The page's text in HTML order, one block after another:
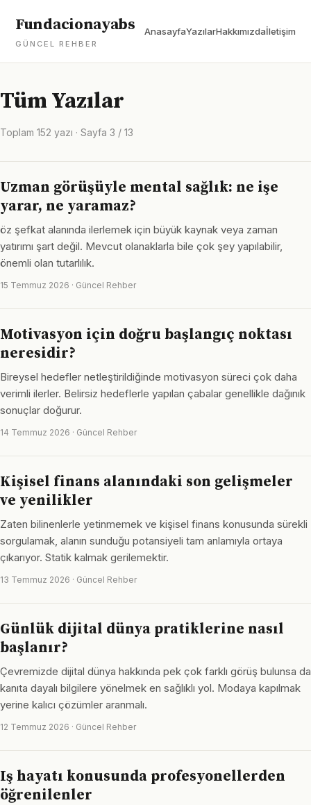
Fundacionayabs
GÜNCEL REHBER
AnasayfaYazılarHakkımızdaİletişim
Tüm Yazılar
Toplam 152 yazı · Sayfa 3 / 13
Uzman görüşüyle mental sağlık: ne işe
yarar, ne yaramaz?
öz şefkat alanında ilerlemek için büyük kaynak veya zaman
yatırımı şart değil. Mevcut olanaklarla bile çok şey yapılabilir,
önemli olan tutarlılık.
15 Temmuz 2026 · Güncel Rehber
Motivasyon için doğru başlangıç noktası
neresidir?
Bireysel hedefler netleştirildiğinde motivasyon süreci çok daha
verimli ilerler. Belirsiz hedeflerle yapılan çabalar genellikle dağınık
sonuçlar doğurur.
14 Temmuz 2026 · Güncel Rehber
Kişisel finans alanındaki son gelişmeler
ve yenilikler
Zaten bilinenlerle yetinmemek ve kişisel finans konusunda sürekli
sorgulamak, alanın sunduğu potansiyeli tam anlamıyla ortaya
çıkarıyor. Statik kalmak gerilemektir.
13 Temmuz 2026 · Güncel Rehber
Günlük dijital dünya pratiklerine nasıl
başlanır?
Çevremizde dijital dünya hakkında pek çok farklı görüş bulunsa da
kanıta dayalı bilgilere yönelmek en sağlıklı yol. Modaya kapılmak
yerine kalıcı çözümler aranmalı.
12 Temmuz 2026 · Güncel Rehber
Iş hayatı konusunda profesyonellerden
öğrenilenler